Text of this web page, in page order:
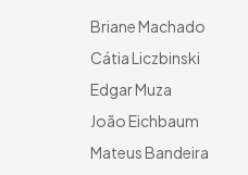
Briane Machado
Cátia Liczbinski
Edgar Muza
João Eichbaum
Mateus Bandeira